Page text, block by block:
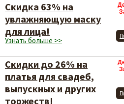
Скидка 63% на
увлажняющую маску
для лица!
Узнать больше >>
Скидки до 26% на
платья для свадеб,
выпускных и других
торжеств!